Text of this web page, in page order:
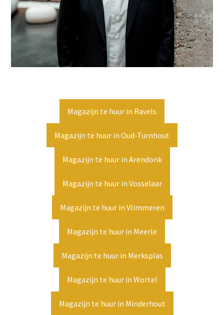
Magazijn te huur in Ravels
Magazijn te huur in Oud-Turnhout
Magazijn te huur in Arendonk
Magazijn te huur in Vosselaar
Magazijn te huur in Vlimmeren
Magazijn te huur in Meerle
Magazijn te huur in Merksplas
Magazijn te huur in Wortel
Magazijn te huur in Minderhout